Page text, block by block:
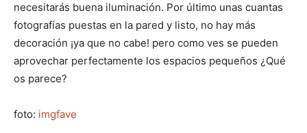
necesitarás buena iluminación. Por último unas cuantas
fotografías puestas en la pared y listo, no hay más
decoración ¡ya que no cabe! pero como ves se pueden
aprovechar perfectamente los espacios pequeños ¿Qué
os parece?
foto: imgfave